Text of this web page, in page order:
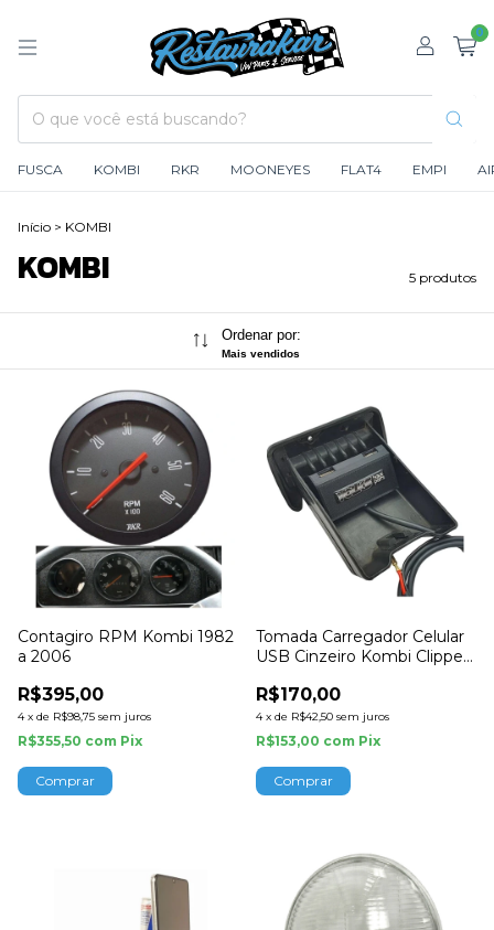
0
FUSCA KOMBI RKR MOONEYES FLAT4 EMPI
Início > KOMBI
KOMBI 5 produtos
Ordenar por:
Mais vendidos
Contagiro RPM Kombi 1982
a 2006
R$395,00
4 x de R$98,75 sem juros
R$355,50 com Pix
Tomada Carregador Celular
USB Cinzeiro Kombi Clipper
R$170,00
4 x de R$42,50 sem juros
R$153,00 com Pix